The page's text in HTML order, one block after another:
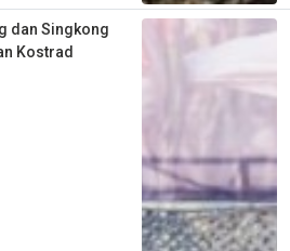
dan Singkong
Kostrad